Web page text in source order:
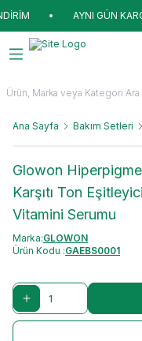
• AYNI GÜN KARGO •
Ana Sayfa Bakım Setleri
Glowon
Karşıtı Ton
Vitamini Serumu
Marka:GLOWON
Ürün Kodu :GAEBS0001